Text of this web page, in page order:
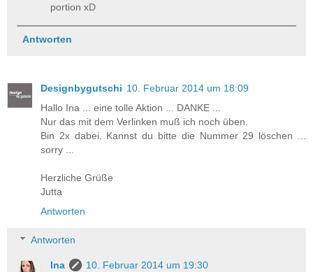
portion xD
Antworten
Designbygutschi 10. Februar 2014 um 18:09
Hallo Ina ... eine tolle Aktion ... DANKE ...
Nur das mit dem Verlinken muß ich noch üben.
Bin 2x dabei. Kannst du bitte die Nummer 29 löschen ...
sorry ...
Herzliche Grüße
Jutta
Antworten
Antworten
Ina 10. Februar 2014 um 19:30